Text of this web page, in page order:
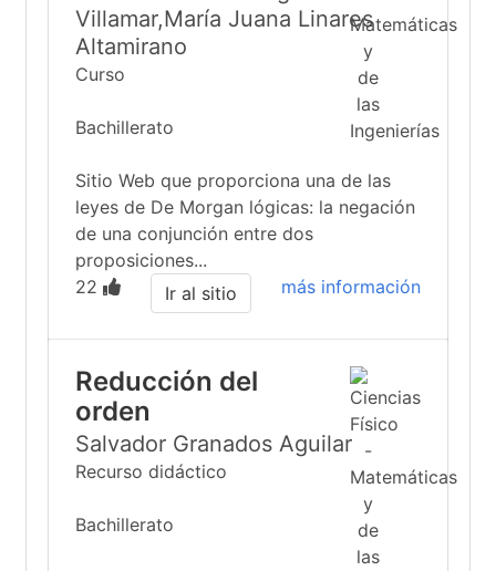
Villamar,María Juana Linares
Altamirano
Curso
Bachillerato
Sitio Web que proporciona una de las
leyes de De Morgan lógicas: la negación
de una conjunción entre dos
proposiciones...
22
más información
Ir al sitio
Reducción del
orden
Salvador Granados Aguilar
Recurso didáctico
Bachillerato